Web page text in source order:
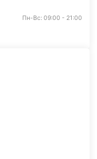
Пн-Вс: 09:00 - 21:00